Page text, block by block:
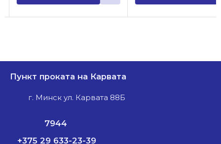
Пункт проката на Карвата
г. Минск ул. Карвата 88Б
7944
+375 29 633-23-39